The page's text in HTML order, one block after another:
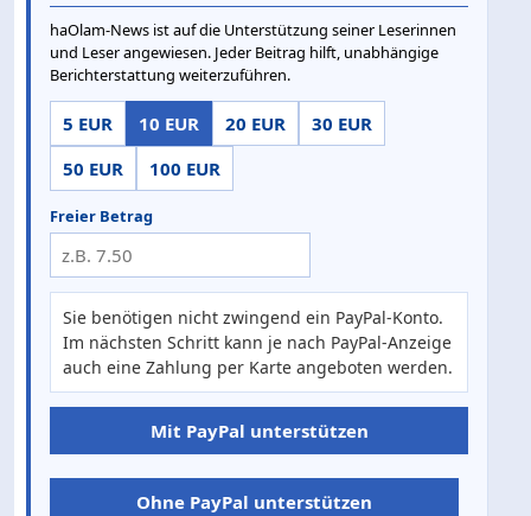
haOlam-News ist auf die Unterstützung seiner Leserinnen
und Leser angewiesen. Jeder Beitrag hilft, unabhängige
Berichterstattung weiterzuführen.
5 EUR 10 EUR 20 EUR
30 EUR
50 EUR
100 EUR
Freier Betrag
Sie benötigen nicht zwingend ein PayPal-Konto.
Im nächsten Schritt kann je nach PayPal-Anzeige
auch eine Zahlung per Karte angeboten werden.
Mit PayPal unterstützen
Ohne PayPal unterstützen